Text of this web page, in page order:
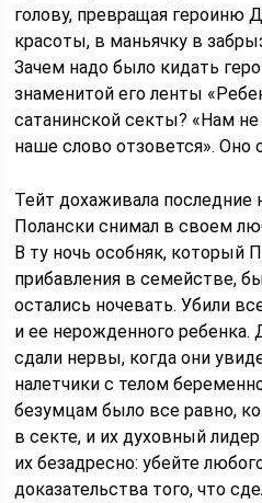
голову, превращая героиню
красоты, в маньячку в
Зачем надо было кидать
знаменитой его ленты
сатанинской секты? «Нам не
наше слово отзовется». Оно
Тейт дохаживала последние
Полански снимал в своем
В ту ночь особняк, который
прибавления в семействе,
остались ночевать. Убили
и ее нерожденного ребенка.
сдали нервы, когда они
налетчики с телом
безумцам было все равно,
в секте, и их духовный
их безадресно: убейте
доказательства того, что